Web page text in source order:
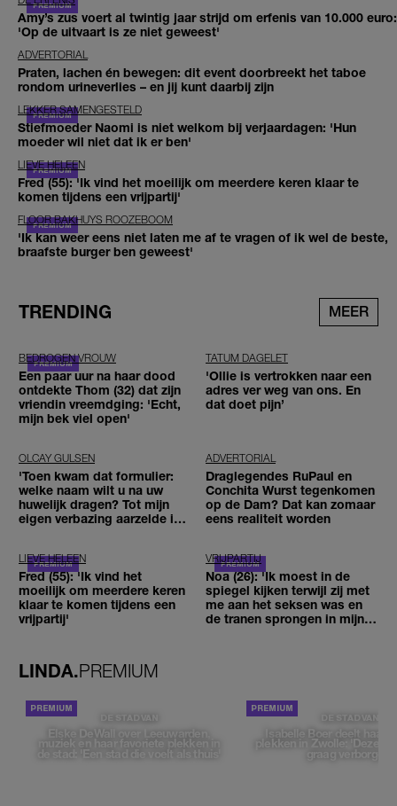
Amy’s zus voert al twintig jaar strijd om erfenis van 10.000 euro:
'Op de uitvaart is ze niet geweest'
ADVERTORIAL
Praten, lachen én bewegen: dit event doorbreekt het taboe
rondom urineverlies – en jij kunt daarbij zijn
LEKKER SAMENGESTELD
Stiefmoeder Naomi is niet welkom bij verjaardagen: 'Hun
moeder wil niet dat ik er ben'
LIEVE HELEEN
Fred (55): 'Ik vind het moeilijk om meerdere keren klaar te
komen tijdens een vrijpartij'
FLOOR BAKHUYS ROOZEBOOM
'Ik kan weer eens niet laten me af te vragen of ik wel de beste,
braafste burger ben geweest'
TRENDING MEER
BEDROGEN VROUW
Een paar uur na haar dood
ontdekte Thom (32) dat zijn
vriendin vreemdging: 'Echt,
mijn bek viel open'
TATUM DAGELET
'Ollie is vertrokken naar een
adres ver weg van ons. En
dat doet pijn’
OLCAY GULSEN
'Toen kwam dat formulier:
welke naam wilt u na uw
huwelijk dragen? Tot mijn
eigen verbazing aarzelde ik
ADVERTORIAL
Draglegendes RuPaul en
Conchita Wurst tegenkomen
op de Dam? Dat kan zomaar
eens realiteit worden
LIEVE HELEEN
Fred (55): 'Ik vind het
moeilijk om meerdere keren
klaar te komen tijdens een
vrijpartij'
VRIJPARTIJ
Noa (26): 'Ik moest in de
spiegel kijken terwijl zij met
me aan het seksen was en
de tranen sprongen in mijn
LINDA.PREMIUM
DE STAD VAN
Elske DeWall over Leeuwarden,
muziek en haar favoriete plekken in
de stad: 'Een stad die voelt als thuis'
DE STAD VAN
Isabelle Boer deelt haar
plekken in Zwolle: 'Deze
graag verborgen'